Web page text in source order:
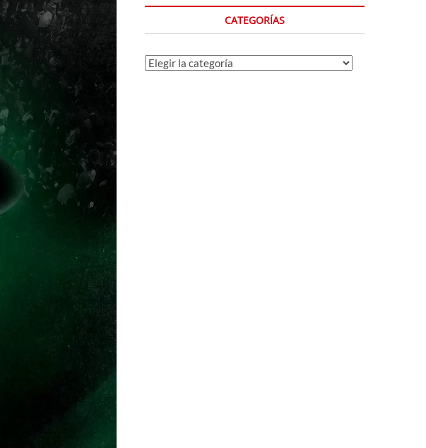
CATEGORÍAS
Categorías